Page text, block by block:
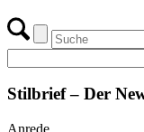
Stilbrief – Der
Anrede